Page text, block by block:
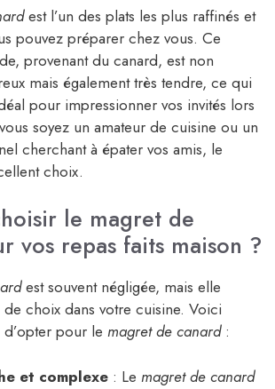
est l’un des plats les plus raffinés et
pouvez préparer chez vous. Ce
provenant du canard, est non
mais également très tendre, ce qui
pour impressionner vos invités lors
soyez un amateur de cuisine ou un
cherchant à épater vos amis, le
choix.
le magret de
vos repas faits maison ?
est souvent négligée, mais elle
choix dans votre cuisine. Voici
pour le magret de canard:
et complexe : Le magret de canard